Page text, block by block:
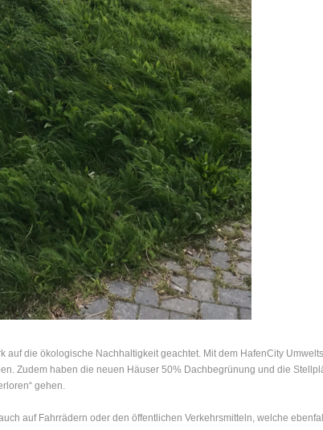
die ökologische Nachhaltigkeit geachtet. Mit dem HafenCity
Zudem haben die neuen Häuser 50% Dachbegrünung und die
gehen.
auf Fahrrädern oder den öffentlichen Verkehrsmitteln, welche